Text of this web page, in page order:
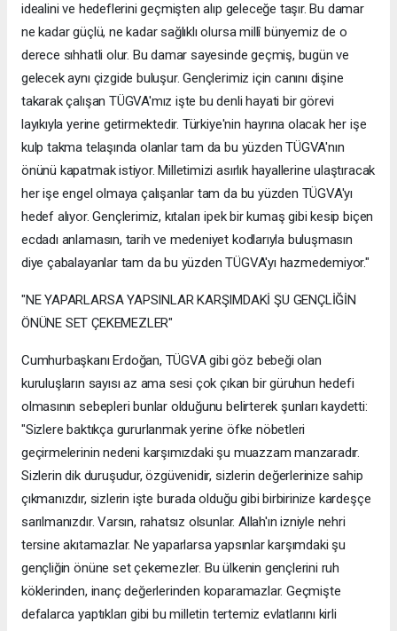
idealini ve hedeflerini geçmişten alıp geleceğe taşır. Bu damar
ne kadar güçlü, ne kadar sağlıklı olursa millî bünyemiz de o
derece sıhhatli olur. Bu damar sayesinde geçmiş, bugün ve
gelecek aynı çizgide buluşur. Gençlerimiz için canını dişine
takarak çalışan TÜGVA'mız işte bu denli hayati bir görevi
layıkıyla yerine getirmektedir. Türkiye'nin hayrına olacak her işe
kulp takma telaşında olanlar tam da bu yüzden TÜGVA'nın
önünü kapatmak istiyor. Milletimizi asırlık hayallerine ulaştıracak
her işe engel olmaya çalışanlar tam da bu yüzden TÜGVA'yı
hedef alıyor. Gençlerimiz, kıtaları ipek bir kumaş gibi kesip biçen
ecdadı anlamasın, tarih ve medeniyet kodlarıyla buluşmasın
diye çabalayanlar tam da bu yüzden TÜGVA'yı hazmedemiyor."
"NE YAPARLARSA YAPSINLAR KARŞIMDAKİ ŞU GENÇLİĞİN
ÖNÜNE SET ÇEKEMEZLER"
Cumhurbaşkanı Erdoğan, TÜGVA gibi göz bebeği olan
kuruluşların sayısı az ama sesi çok çıkan bir güruhun hedefi
olmasının sebepleri bunlar olduğunu belirterek şunları kaydetti:
"Sizlere baktıkça gururlanmak yerine öfke nöbetleri
geçirmelerinin nedeni karşımızdaki şu muazzam manzaradır.
Sizlerin dik duruşudur, özgüvenidir, sizlerin değerlerinize sahip
çıkmanızdır, sizlerin işte burada olduğu gibi birbirinize kardeşçe
sarılmanızdır. Varsın, rahatsız olsunlar. Allah'ın izniyle nehri
tersine akıtamazlar. Ne yaparlarsa yapsınlar karşımdaki şu
gençliğin önüne set çekemezler. Bu ülkenin gençlerini ruh
köklerinden, inanç değerlerinden koparamazlar. Geçmişte
defalarca yaptıkları gibi bu milletin tertemiz evlatlarını kirli